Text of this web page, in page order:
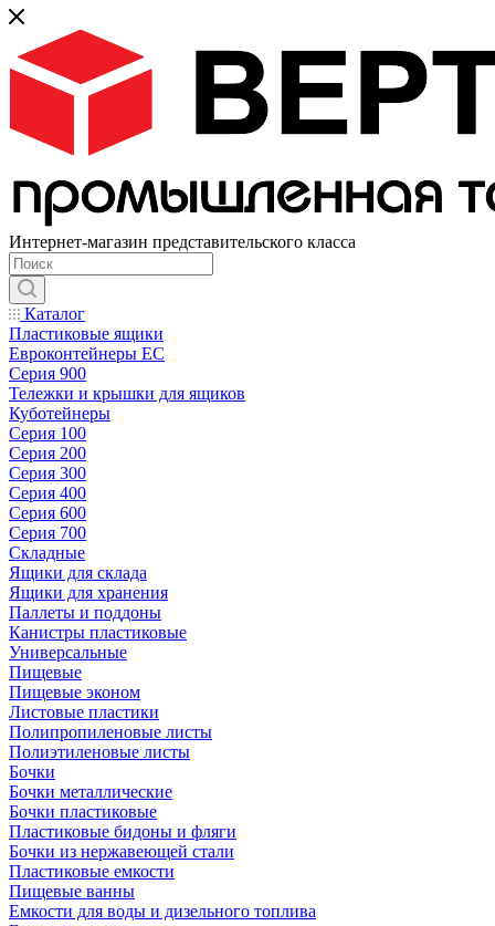
Интернет-магазин представительского класса
Каталог
Пластиковые ящики
Евроконтейнеры ЕС
Серия 900
Тележки и крышки для ящиков
Куботейнеры
Серия 100
Серия 200
Серия 300
Серия 400
Серия 600
Серия 700
Складные
Ящики для склада
Ящики для хранения
Паллеты и поддоны
Канистры пластиковые
Универсальные
Пищевые
Пищевые эконом
Листовые пластики
Полипропиленовые листы
Полиэтиленовые листы
Бочки
Бочки металлические
Бочки пластиковые
Пластиковые бидоны и фляги
Бочки из нержавеющей стали
Пластиковые емкости
Пищевые ванны
Емкости для воды и дизельного топлива